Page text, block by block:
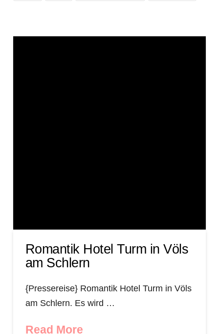
Romantik Hotel Turm in Völs
am Schlern
{Pressereise} Romantik Hotel Turm in Völs
am Schlern. Es wird …
Read More